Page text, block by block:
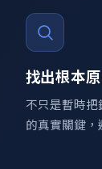
找出根本
不只是暫時
的真實關鍵，